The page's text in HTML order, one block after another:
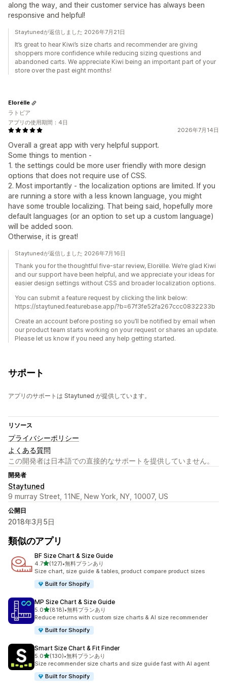
along the way, and their customer service has always been
responsive and helpful!
Staytunedが返信しました 2026年7月21日
It’s great to hear Kiwi’s size charts and recommender are giving
shoppers more confidence while reducing sizing questions and
abandoned carts. We appreciate Kiwi being an important part of your
store over the past eight months!
2026年7月14日
Overall a great app with very helpful support.
Some things to mention -
1. the settings could be more user friendly with more design
options that does not require use of CSS.
2. Most importantly - the localization options are limited. If you
are running a store with a less known language, you might
have some trouble localizing. That being said, hopefully more
default languages (or an option to set up a custom language)
will be added soon.
Otherwise, it is great!
Elorélle
ラトビア
アプリの使用期間：4日
Staytunedが返信しました 2026年7月16日
Thank you for the thoughtful five-star review, Elorëlle. We’re glad Kiwi
and our support have been helpful, and we appreciate your ideas for
easier design settings without CSS and broader localization options.
You can submit a feature request by clicking the link below:
https://staytuned.featurebase.app/?b=67f3fe52fa267ccc0832233b
Create an account before posting so you’ll be notified by email when
our product team starts working on your request or shares an update.
Please let us know if you need any help getting started.
サポート
アプリのサポートは Staytuned が提供しています。
リソース
プライバシーポリシー
よくある質問
この開発者は日本語での直接的なサポートを提供していません。
開発者
Staytuned
9 murray Street, 11NE, New York, NY, 10007, US
公開日
2018年3月5日
類似のアプリ
BF Size Chart & Size Guide
4.75つ星中
(127)
合計レビュー数：127件
•無料プランあり
Size chart, size guide & tables, product compare product sizes
Built for Shopify
MP Size Chart & Size Guide
5.05つ星中
(818)
合計レビュー数：818件
•無料プランあり
Reduce returns with custom size charts & AI size recommender
Built for Shopify
Smart Size Chart & Fit Finder
5.05つ星中
(130)
合計レビュー数：130件
•無料プランあり
Size recommender size charts and size guide fast with AI agent
Built for Shopify